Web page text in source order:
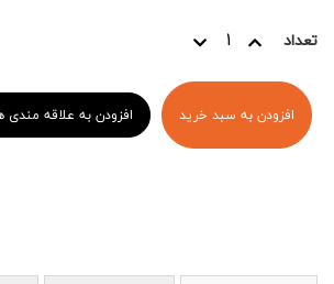
تعداد
افزودن به سبد خرید افزودن به علاقه مندی